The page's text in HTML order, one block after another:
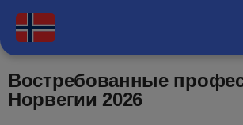
Востребованные
Норвегии 2026